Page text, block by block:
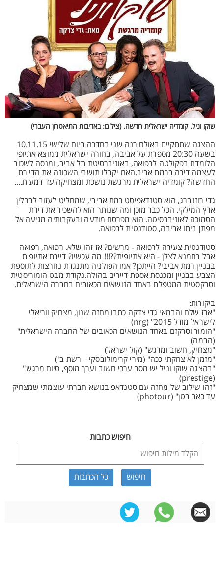
שוקו וניל. קומדיה ישראלית חדשה. (צילום: באדיבות התיאטרון העברי)
ההצגה שתתקיים באולם רנה שני בחדרה ביום שלישי 10.11.15
בשעה 20:30 מספרת על אביבה, בחורה ישראלית ממוצא אתיופי
הלומדת בפקולטה לרפואה, באוניברסיטת תל אביב, ומנסה לשכור
לעצמה דירה ברמת אביב.האם יקבלו תושבי השכונה את הדיירת
החדשה? קומדיה ישראלית מרגשת נושכת ומצחיקה עד דמעות....
גדי רוזנברג, הוא סטנדאפיסט רמת אביבי, שמחליט לעזוב לברלין
ארץ המילקי. הכל כבר מוכן ומה שנותר הוא להשכיר את דירתו
הסמוכה לאוניברסיטה. הוא מפרסם מודעה ובעקבותיה מגיעה אל
מפתן ביתו אביבה, סטודנטית לרפואה.
סטודנטית צעירה לרפואה - מרשים? אז זהו שלא. רפואה, רפואה
אבל רחמנא לצלן - היא אתיופית??!!! מה עכשיו? דיירת אתיופית
בבניין רמת אביבי? הייתכן? אמו הפולניה מתנגדת נחרצות לתוספת
הצבע בבניין ומכנסת אספת דיירים בהולה.נקודת מבט הומוריסטית
וסרקסטית המטפלת באחד הנושאים הכאובים בחברה הישראלית.
ביקורות:
"ארז שלם והבמאי גדי צדקה כתבו מחזה שנון, מצחיק ווריאלי
לישראל מודל 2015" (nrg)
"הומור וסרקזם באחד הנושאים הכאובים של החברה הישראלית"
(הבמה)
"מצחיק, חשוב ומרגש" (קול ישראל)
"מזמן לא צחקתי ככה" (מירי קרימולובסקי – רשת ב')
"בהצגה שוקו וניל יש מסר ערכי חשוב וערך מוסף, סיום מרגש"
(prestige)
"זהו שילוב של מחזה עם סטנדאפ בנושא חברתי עוצמתי שמצחיק
עד כאב בטן" (photour)
חיפוש כתבות
כל הכתבות